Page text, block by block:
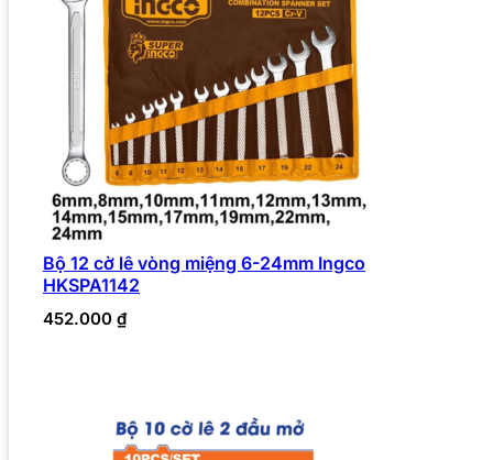
Bộ 12 cờ lê vòng miệng 6-24mm Ingco
HKSPA1142
452.000 ₫